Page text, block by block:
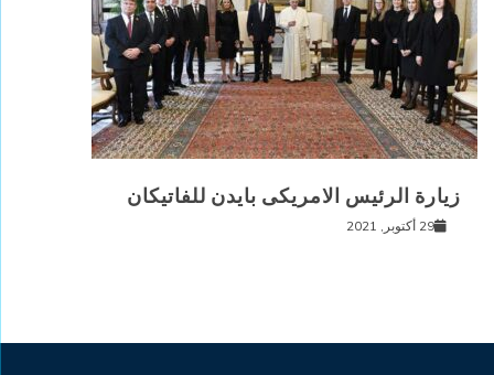
زيارة الرئيس الامريكى بايدن للفاتيكان
29 أكتوبر, 2021